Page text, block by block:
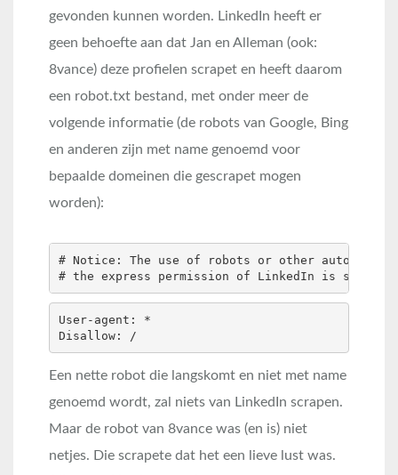
gevonden kunnen worden. LinkedIn heeft er
geen behoefte aan dat Jan en Alleman (ook:
8vance) deze profielen scrapet en heeft daarom
een robot.txt bestand, met onder meer de
volgende informatie (de robots van Google, Bing
en anderen zijn met name genoemd voor
bepaalde domeinen die gescrapet mogen
worden):
# Notice: The use of robots or other automated
# the express permission of LinkedIn is
User-agent: *
Disallow: /
Een nette robot die langskomt en niet met name
genoemd wordt, zal niets van LinkedIn scrapen.
Maar de robot van 8vance was (en is) niet
netjes. Die scrapete dat het een lieve lust was.